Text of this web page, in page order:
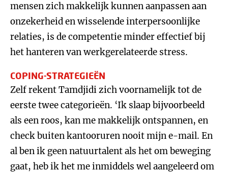
mensen zich makkelijk kunnen aanpassen aan
onzekerheid en wisselende interpersoonlijke
relaties, is de competentie minder effectief bij
het hanteren van werkgerelateerde stress.
COPING-STRATEGIEËN
Zelf rekent Tamdjidi zich voornamelijk tot de
eerste twee categorieën. ‘Ik slaap bijvoorbeeld
als een roos, kan me makkelijk ontspannen, en
check buiten kantooruren nooit mijn e-mail. En
al ben ik geen natuurtalent als het om beweging
gaat, heb ik het me inmiddels wel aangeleerd om